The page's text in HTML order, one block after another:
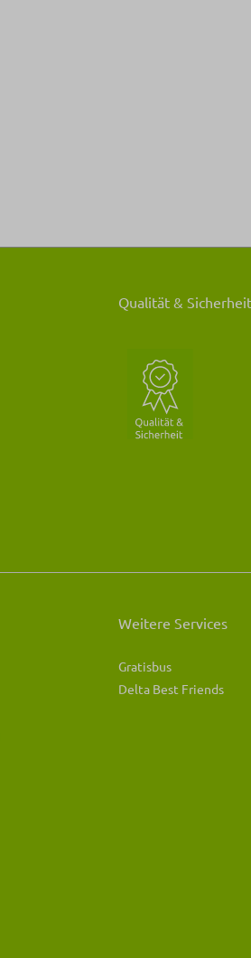
Qualität & Sicherheit
Weitere Services
Gratisbus
Delta Best Friends